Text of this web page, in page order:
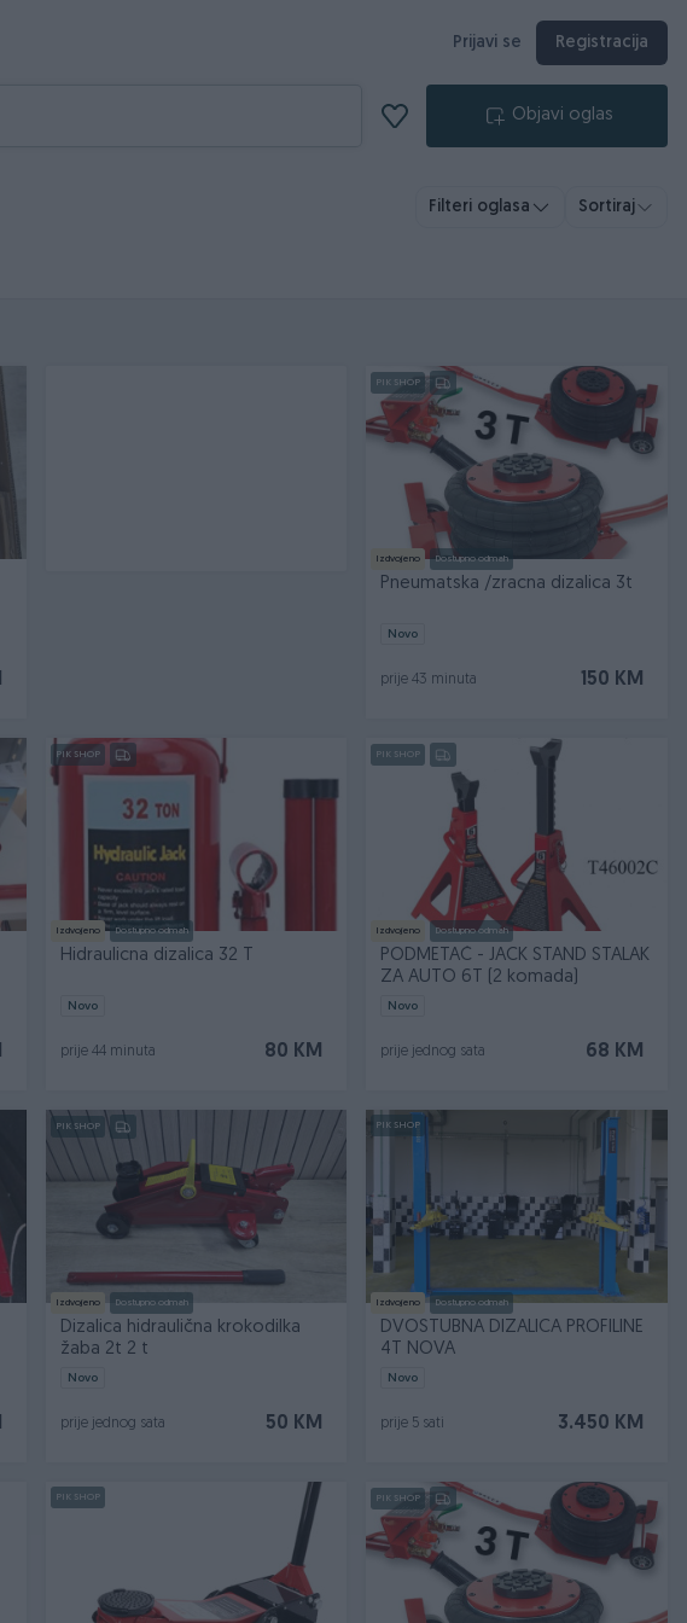
Prijavi se Registracija
Objavi oglas
Filteri oglasa Sortiraj
PIK SHOP
Izdvojeno Dostupno odmah
Pneumatska /zracna dizalica 3t
Novo
150 KM
prije 43 minuta
PIK SHOP
Izdvojeno Dostupno odmah
Hidraulicna dizalica 32 T
Novo
80 KM
prije 44 minuta
PIK SHOP
Izdvojeno Dostupno odmah
PODMETAČ - JACK STAND STALAK
ZA AUTO 6T (2 komada)
Novo
68 KM
prije jednog sata
PIK SHOP
Izdvojeno Dostupno odmah
Dizalica hidraulična krokodilka
žaba 2t 2 t
Novo
50 KM
prije jednog sata
PIK SHOP
Izdvojeno Dostupno odmah
DVOSTUBNA DIZALICA PROFILINE
4T NOVA
Novo
3.450 KM
prije 5 sati
PIK SHOP PIK SHOP